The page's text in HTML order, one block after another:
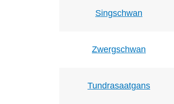
Singschwan
Zwergschwan
Tundrasaatgans